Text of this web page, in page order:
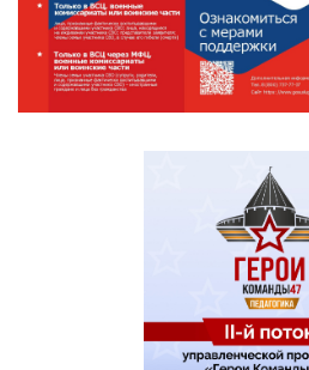
Санаторно-курортное лечение,
медицинская реабилитация в
центре реабилитации Фонда
пенсионного и социального
Федерации
Государственная услуга по
определению права на
дополнительную меру
социальной поддержки в виде
специального транспортного
обслуживания отдельных